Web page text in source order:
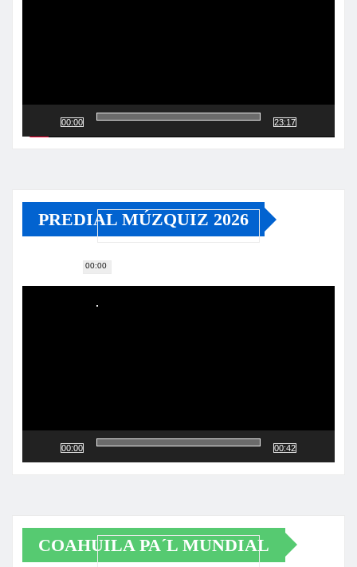
00:00
00:00
23:17
PREDIAL MÚZQUIZ 2026
Reproductor
00:00 00:42
COAHUILA PA´L MUNDIAL